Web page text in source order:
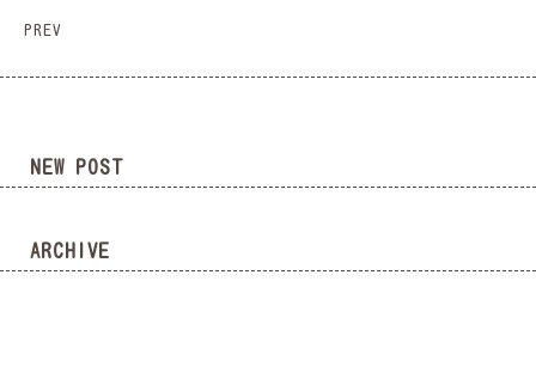
PREV
NEW POST
ARCHIVE